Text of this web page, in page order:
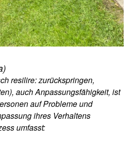
resilire: zurückspringen,
auch Anpassungsfähigkeit, ist
auf Probleme und
ihres Verhaltens
umfasst: